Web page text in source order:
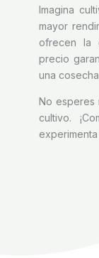
Imagina
mayor
ofrecen la
precio
una
No esperes
cultivo.